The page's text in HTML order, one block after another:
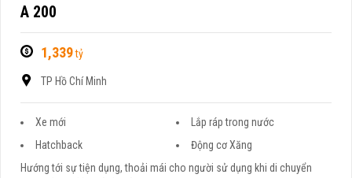
A 200
1,339tỷ
TP Hồ Chí Minh
Xe mới
Lắp ráp trong nước
Hatchback
Động cơ Xăng
Hướng tới sự tiện dụng, thoải mái cho người sử dụng khi di chuyển